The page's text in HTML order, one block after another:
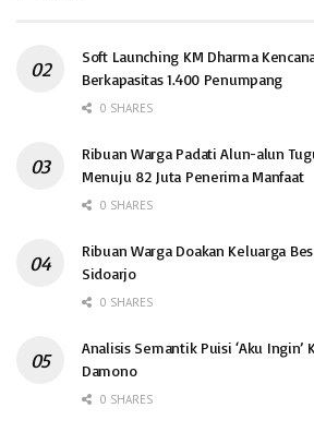
Soft Launching KM Dharma
Berkapasitas 1.400 Penumpang
0 SHARES
Ribuan Warga Padati Alun-alun
Menuju 82 Juta Penerima Manfaat
0 SHARES
Ribuan Warga Doakan Keluarga
Sidoarjo
0 SHARES
Analisis Semantik Puisi ‘Aku Ingin’
Damono
0 SHARES